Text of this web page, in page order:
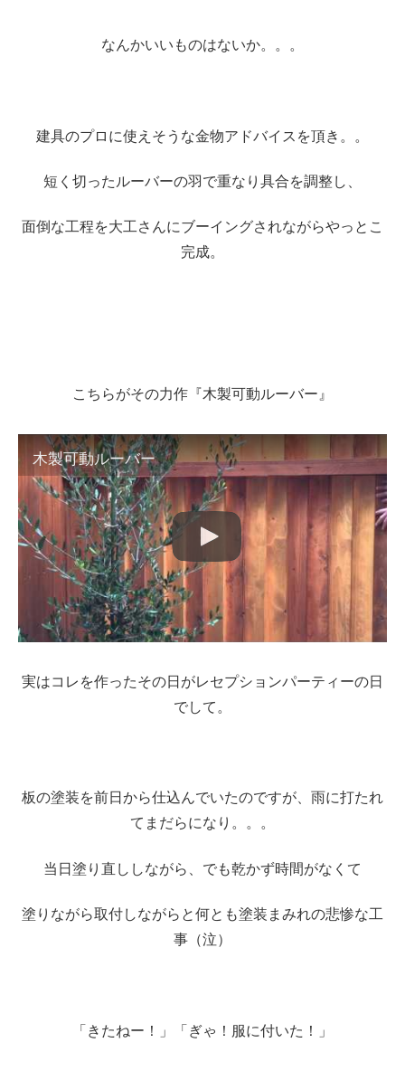
なんかいいものはないか。。。
建具のプロに使えそうな金物アドバイスを頂き。。
短く切ったルーバーの羽で重なり具合を調整し、
面倒な工程を大工さんにブーイングされながらやっとこ
完成。
こちらがその力作『木製可動ルーバー』
木製可動ルーバー
実はコレを作ったその日がレセプションパーティーの日
でして。
板の塗装を前日から仕込んでいたのですが、雨に打たれ
てまだらになり。。。
当日塗り直ししながら、でも乾かず時間がなくて
塗りながら取付しながらと何とも塗装まみれの悲惨な工
事（泣）
「きたねー！」「ぎゃ！服に付いた！」